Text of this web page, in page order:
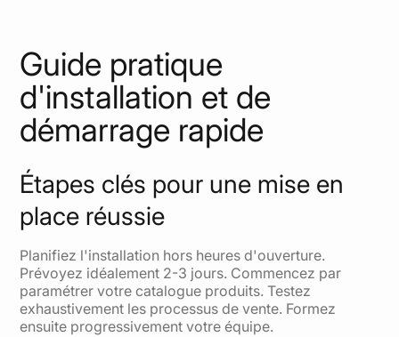
Guide pratique
d'installation et de
démarrage rapide
Étapes clés pour une mise en
place réussie
Planifiez l'installation hors heures d'ouverture.
Prévoyez idéalement 2-3 jours. Commencez par
paramétrer votre catalogue produits. Testez
exhaustivement les processus de vente. Formez
ensuite progressivement votre équipe.